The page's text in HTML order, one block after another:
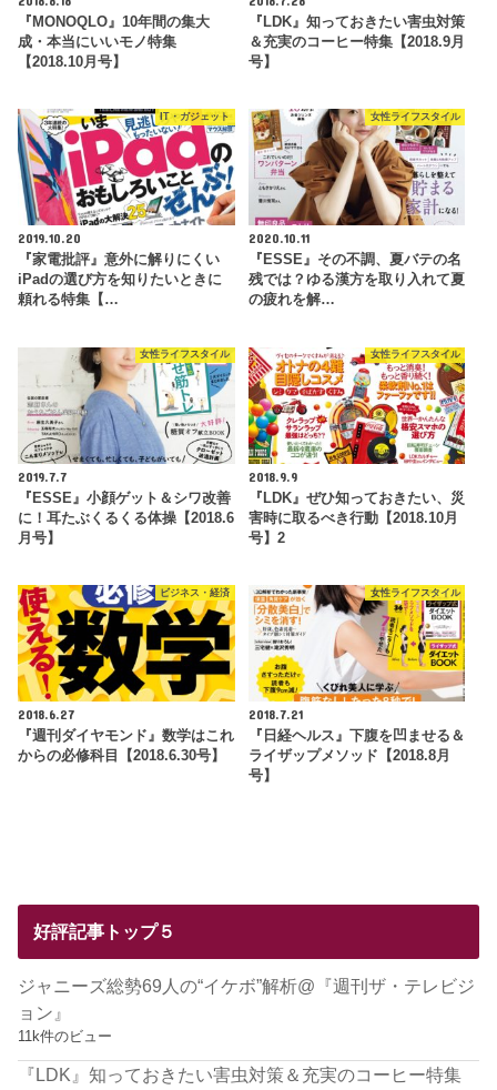
『MONOQLO』10年間の集大
成・本当にいいモノ特集
【2018.10月号】
『LDK』知っておきたい害虫対策
＆充実のコーヒー特集【2018.9月
号】
IT・ガジェット
2019.10.20
『家電批評』意外に解りにくい
iPadの選び方を知りたいときに
頼れる特集【…
女性ライフスタイル
2020.10.11
『ESSE』その不調、夏バテの名
残では？ゆる漢方を取り入れて夏
の疲れを解…
女性ライフスタイル
2019.7.7
『ESSE』小顔ゲット＆シワ改善
に！耳たぶくるくる体操【2018.6
月号】
女性ライフスタイル
2018.9.9
『LDK』ぜひ知っておきたい、災
害時に取るべき行動【2018.10月
号】2
ビジネス・経済
2018.6.27
『週刊ダイヤモンド』数学はこれ
からの必修科目【2018.6.30号】
女性ライフスタイル
2018.7.21
『日経ヘルス』下腹を凹ませる＆
ライザップメソッド【2018.8月
号】
好評記事トップ５
ジャニーズ総勢69人の“イケボ”解析@『週刊ザ・テレビジ
ョン』
11k件のビュー
『LDK』知っておきたい害虫対策＆充実のコーヒー特集